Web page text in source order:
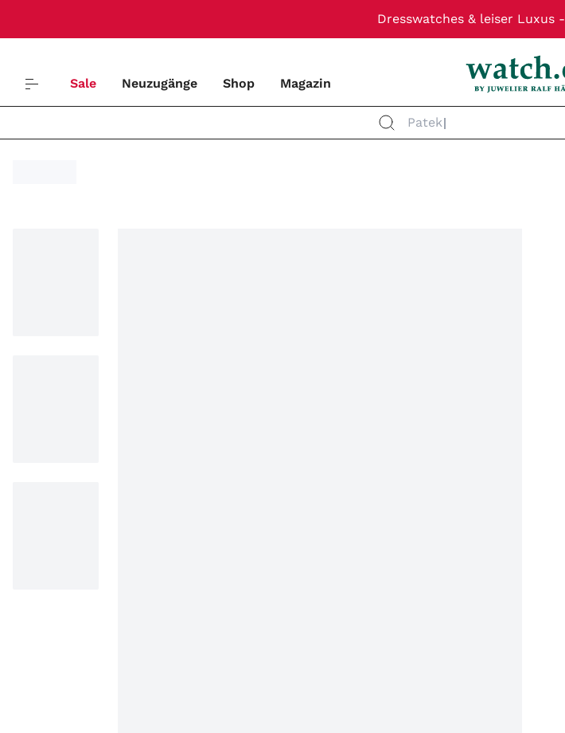
Dresswatches & leiser Luxus -
Sale Neuzugänge Shop Magazin
Patek